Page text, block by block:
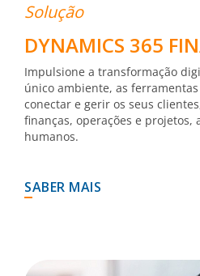
Solução
DYNAMICS 365
Impulsione a transformação
único ambiente, as
conectar e gerir os seus
finanças, operações e projetos,
humanos.
SABER MAIS